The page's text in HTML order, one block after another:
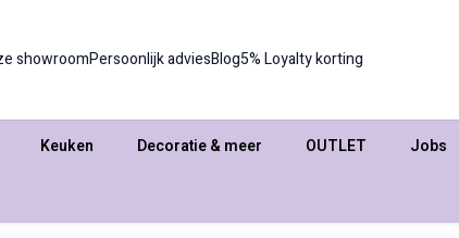
showroomPersoonlijk adviesBlog5% Loyalty korting
Keuken Decoratie & meer OUTLET Jobs